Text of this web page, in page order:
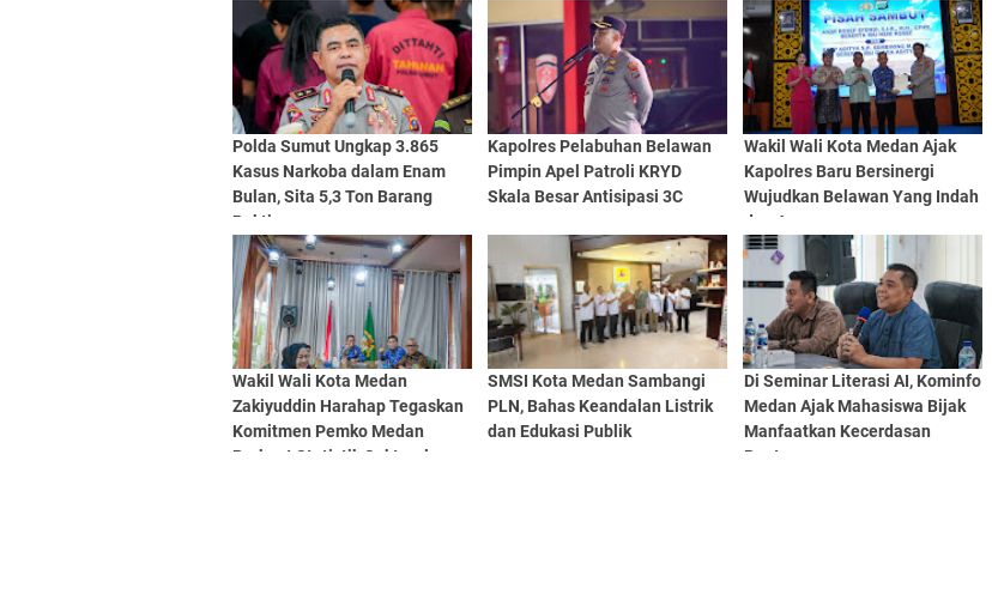
Polda Sumut Ungkap 3.865
Kasus Narkoba dalam Enam
Bulan, Sita 5,3 Ton Barang
Bukti
Kapolres Pelabuhan Belawan
Pimpin Apel Patroli KRYD
Skala Besar Antisipasi 3C
Wakil Wali Kota Medan Ajak
Kapolres Baru Bersinergi
Wujudkan Belawan Yang Indah
dan Aman
Wakil Wali Kota Medan
Zakiyuddin Harahap Tegaskan
Komitmen Pemko Medan
Perkuat Statistik Sektoral
SMSI Kota Medan Sambangi
PLN, Bahas Keandalan Listrik
dan Edukasi Publik
Di Seminar Literasi AI, Kominfo
Medan Ajak Mahasiswa Bijak
Manfaatkan Kecerdasan
Buatan